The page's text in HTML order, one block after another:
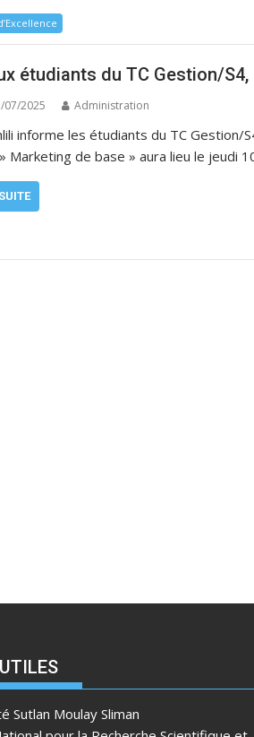
étudiants du TC Gestion/
07/2025 Administration
informe les étudiants du TC
Marketing de base » aura lieu le jeudi
Sutlan Moulay Sliman